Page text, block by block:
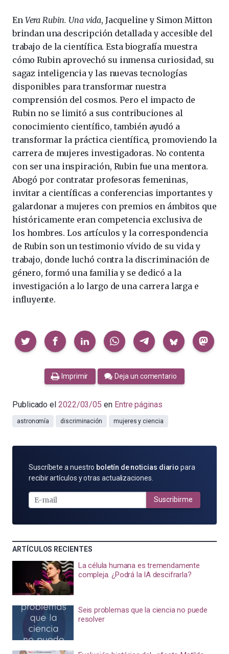
En Vera Rubin. Una vida, Jacqueline y Simon Mitton
brindan una descripción detallada y accesible del
trabajo de la científica. Esta biografía muestra
cómo Rubin aprovechó su inmensa curiosidad, su
sagaz inteligencia y las nuevas tecnologías
disponibles para transformar nuestra
comprensión del cosmos. Pero el impacto de
Rubin no se limitó a sus contribuciones al
conocimiento científico, también ayudó a
transformar la práctica científica, promoviendo la
carrera de mujeres investigadoras. No contenta
con ser una inspiración, Rubin fue una mentora.
Abogó por contratar profesoras femeninas,
invitar a científicas a conferencias importantes y
galardonar a mujeres con premios en ámbitos que
históricamente eran competencia exclusiva de
los hombres. Los artículos y la correspondencia
de Rubin son un testimonio vívido de su vida y
trabajo, donde luchó contra la discriminación de
género, formó una familia y se dedicó a la
investigación a lo largo de una carrera larga e
influyente.
Compartir
Imprimir Deja un comentario
Publicado el 2022/03/05 en Entre páginas
astronomía discriminación mujeres y ciencia
SUSCRÍBETE
POR
MAIL
Suscríbete a nuestro boletín de noticias diario para
recibir artículos y otras actualizaciones.
Suscribirme
ARTÍCULOS RECIENTES
La célula humana es tremendamente
compleja. ¿Podrá la IA descifrarla?
Seis problemas que la ciencia no puede
resolver